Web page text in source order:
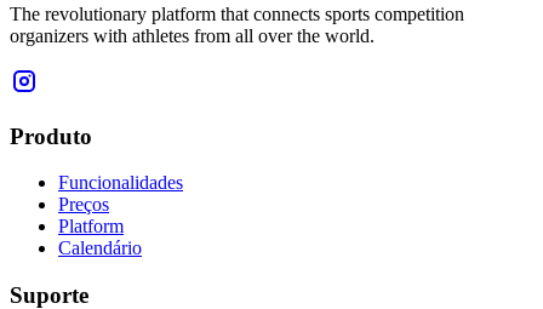
The revolutionary platform that connects sports competition
organizers with athletes from all over the world.
Produto
Funcionalidades
Preços
Platform
Calendário
Suporte